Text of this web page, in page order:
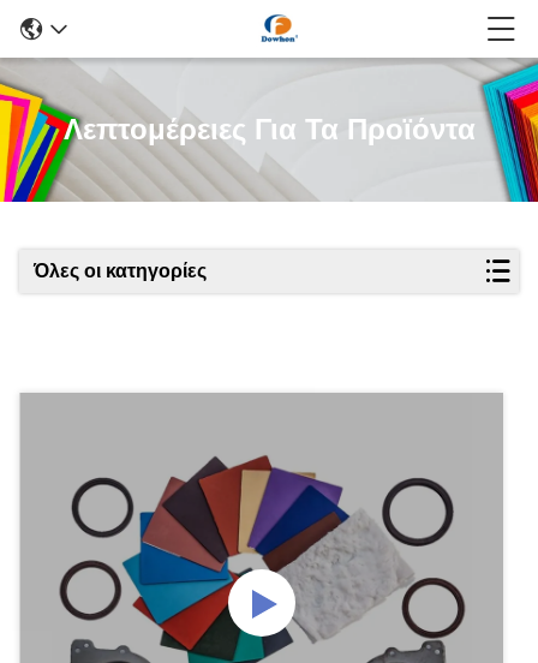
Λεπτομέρειες Για Τα Προϊόντα
Όλες οι κατηγορίες